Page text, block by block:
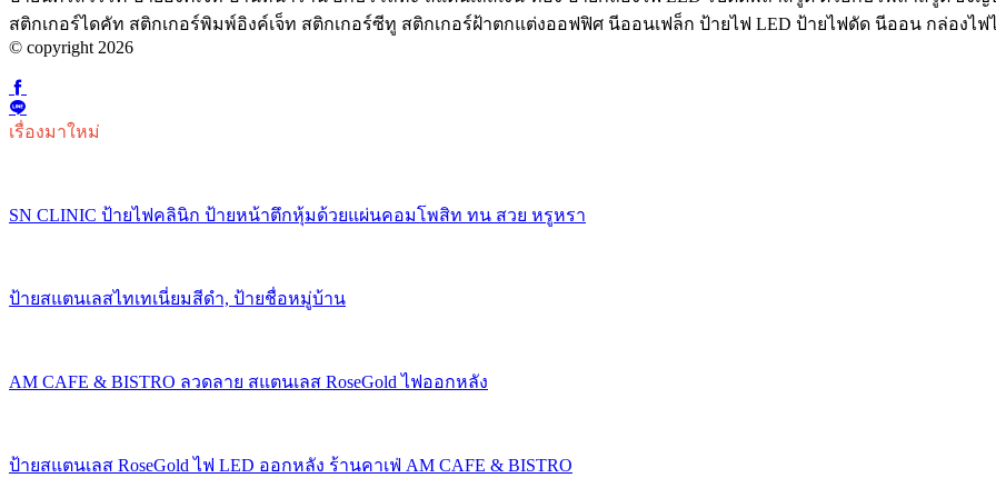
สติกเกอร์ไดคัท สติกเกอร์พิมพ์อิงค์เจ็ท สติกเกอร์ซีทู สติกเกอร์ฝ้าตกแต่งออฟฟิศ นีออนเฟล็ก ป้ายไฟ LED ป้ายไฟดัด นีออน กล่องไฟ
© copyright 2026
เรื่องมาใหม่
SN CLINIC ป้ายไฟคลินิก ป้ายหน้าตึกหุ้มด้วยแผ่นคอมโพสิท ทน สวย หรูหรา
ป้ายสแตนเลสไทเทเนี่ยมสีดำ, ป้ายชื่อหมู่บ้าน
AM CAFE & BISTRO ลวดลาย สแตนเลส RoseGold ไฟออกหลัง
ป้ายสแตนเลส RoseGold ไฟ LED ออกหลัง ร้านคาเฟ่ AM CAFE & BISTRO